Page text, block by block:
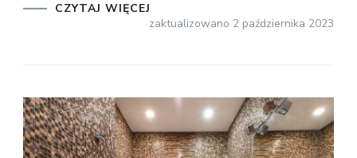
CZYTAJ WIĘCEJ
zaktualizowano 2 października 2023